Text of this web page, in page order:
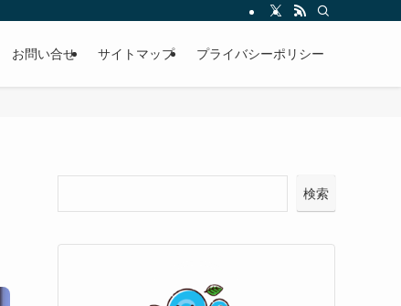
お問い合せ サイトマップ プライバシーポリシー
検索